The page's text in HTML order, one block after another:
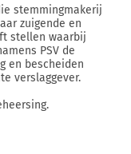
stemmingmakerij
zuigende en
stellen waarbij
PSV de
en bescheiden
verslaggever.